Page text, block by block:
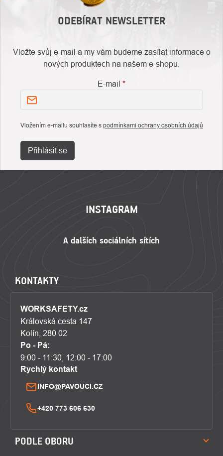
ODEBÍRAT NEWSLETTER
Vložte svůj e-mail a my vám budeme zasílat informace o
nových produktech na našem e-shopu.
E-mail
Vložením e-mailu souhlasíte s podmínkami ochrany osobních údajů
Přihlásit se
INSTAGRAM
KONTAKTY
WORKSAFETY.cz
Královská cesta 147
Kolín, 280 02
Po - Pá:
9:00 - 11:30, 12:00 - 17:00
Rychlý kontakt
INFO@PAVOUCI.CZ
+420 773 606 630
PODLE OBORU